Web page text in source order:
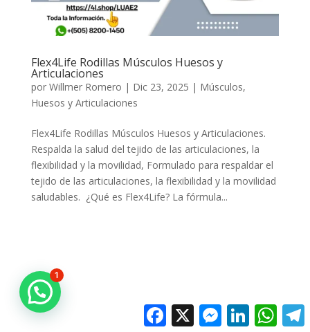
Flex4Life Rodillas Músculos Huesos y
Articulaciones
por Willmer Romero | Dic 23, 2025 | Músculos,
Huesos y Articulaciones
Flex4Life Rodillas Músculos Huesos y Articulaciones.
Respalda la salud del tejido de las articulaciones, la
flexibilidad y la movilidad, Formulado para respaldar el
tejido de las articulaciones, la flexibilidad y la movilidad
saludables. ¿Qué es Flex4Life? La fórmula...
Facebook Messenger
LinkedIn
1